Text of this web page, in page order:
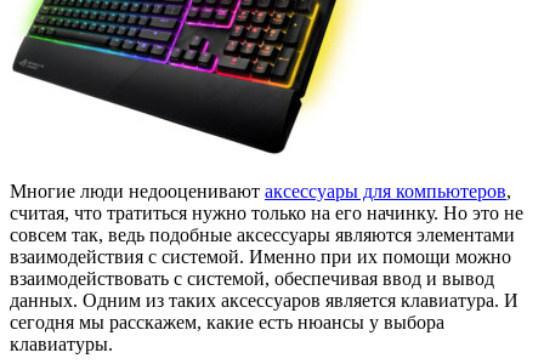
Многие люди недооценивают аксессуары для компьютеров,
считая, что тратиться нужно только на его начинку. Но это не
совсем так, ведь подобные аксессуары являются элементами
взаимодействия с системой. Именно при их помощи можно
взаимодействовать с системой, обеспечивая ввод и вывод
данных. Одним из таких аксессуаров является клавиатура. И
сегодня мы расскажем, какие есть нюансы у выбора
клавиатуры.